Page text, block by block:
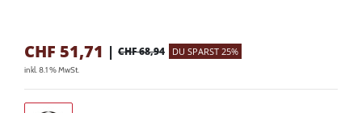
CHF 51,71 | CHF 68,94 DU SPARST 25%
inkl. 8.1 % MwSt.